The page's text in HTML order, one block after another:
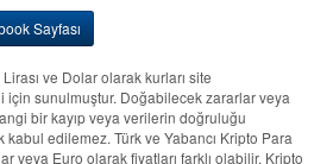
Sayfası
ve Dolar olarak kurları site
sunulmuştur. Doğabilecek zararlar veya
bir kayıp veya verilerin doğruluğu
edilemez. Türk ve Yabancı Kripto Para
veya Euro olarak fiyatları farklı olabilir. Kripto